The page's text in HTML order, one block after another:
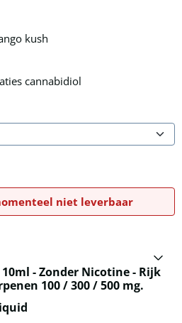
kush
cannabidiol
niet leverbaar
- Zonder Nicotine - Rijk
100 / 300 / 500 mg.